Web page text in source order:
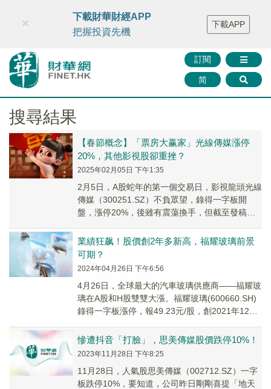
財華智庫網 FINTV FINMETA 財華證券 媒體矩陣
智庫沙龍
聯絡我們
訂閱
简
×
下載財華財經APP
把握投資先機
下載APP
搜尋結果
【春節概念】「票房大赢家」光線傳媒漲停
20%，其他影視股卻重挫？
2025年02月05日 下午1:35
2月5日，A股蛇年的第一個交易日，影視龍頭光線
傳媒（300251.SZ）不負眾望，錄得一字板開
盤，漲停20%，後雖有震蕩換手，但截至發稿，
業績狂飙！股價創2年多新高，福耀玻璃前景
可期？
2024年04月26日 下午6:56
4月26日，全球最大的汽車玻璃供應商——福耀玻
璃在A股和H股雙雙大漲。福耀玻璃(600660.SH)
錄得一字板漲停，報49.23元/股，創2021年12月
慘遭抖音「打臉」，思美傳媒股價跌停10%！
2023年11月28日 下午8:25
11月28日，人氣股思美傳媒（002712.SZ）一字
板跌停10%，要知道，公司昨日剛剛喜提「地天